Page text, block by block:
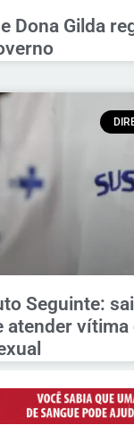
Dona Gilda
Seguinte:
atender vítima